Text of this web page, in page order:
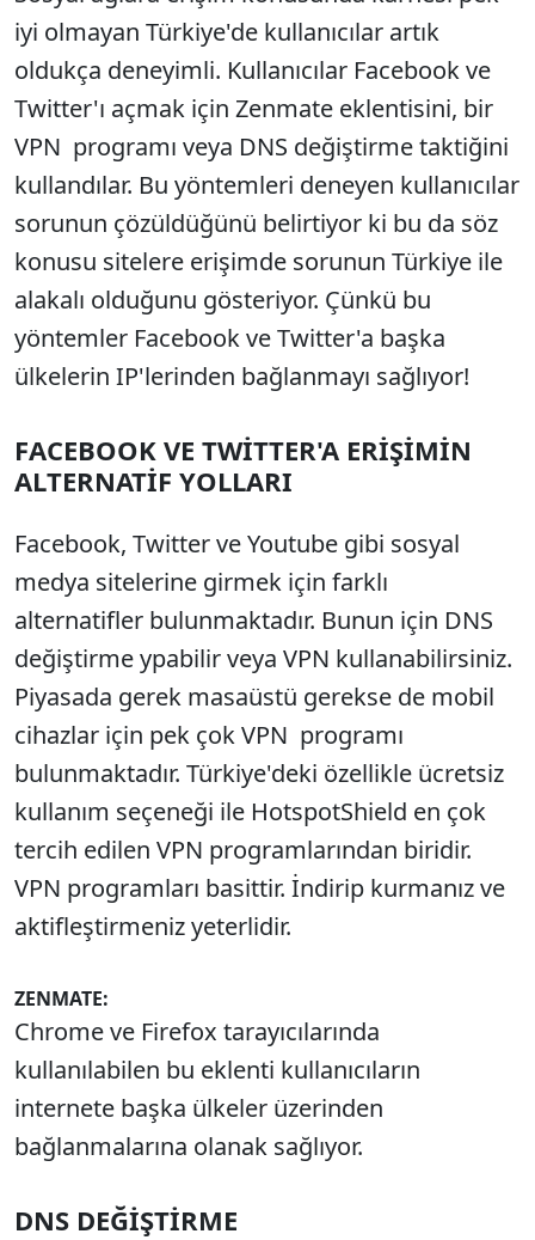
iyi olmayan Türkiye'de kullanıcılar artık
oldukça deneyimli. Kullanıcılar Facebook ve
Twitter'ı açmak için Zenmate eklentisini, bir
VPN programı veya DNS değiştirme taktiğini
kullandılar. Bu yöntemleri deneyen kullanıcılar
sorunun çözüldüğünü belirtiyor ki bu da söz
konusu sitelere erişimde sorunun Türkiye ile
alakalı olduğunu gösteriyor. Çünkü bu
yöntemler Facebook ve Twitter'a başka
ülkelerin IP'lerinden bağlanmayı sağlıyor!
FACEBOOK VE TWİTTER'A ERİŞİMİN
ALTERNATİF YOLLARI
Facebook, Twitter ve Youtube gibi sosyal
medya sitelerine girmek için farklı
alternatifler bulunmaktadır. Bunun için DNS
değiştirme ypabilir veya VPN kullanabilirsiniz.
Piyasada gerek masaüstü gerekse de mobil
cihazlar için pek çok VPN programı
bulunmaktadır. Türkiye'deki özellikle ücretsiz
kullanım seçeneği ile HotspotShield en çok
tercih edilen VPN programlarından biridir.
VPN programları basittir. İndirip kurmanız ve
aktifleştirmeniz yeterlidir.
ZENMATE:
Chrome ve Firefox tarayıcılarında
kullanılabilen bu eklenti kullanıcıların
internete başka ülkeler üzerinden
bağlanmalarına olanak sağlıyor.
DNS DEĞİŞTİRME